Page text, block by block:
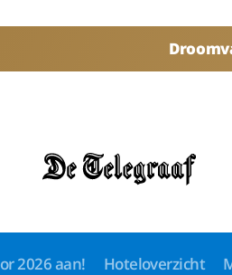
2026 aan! Hoteloverzicht